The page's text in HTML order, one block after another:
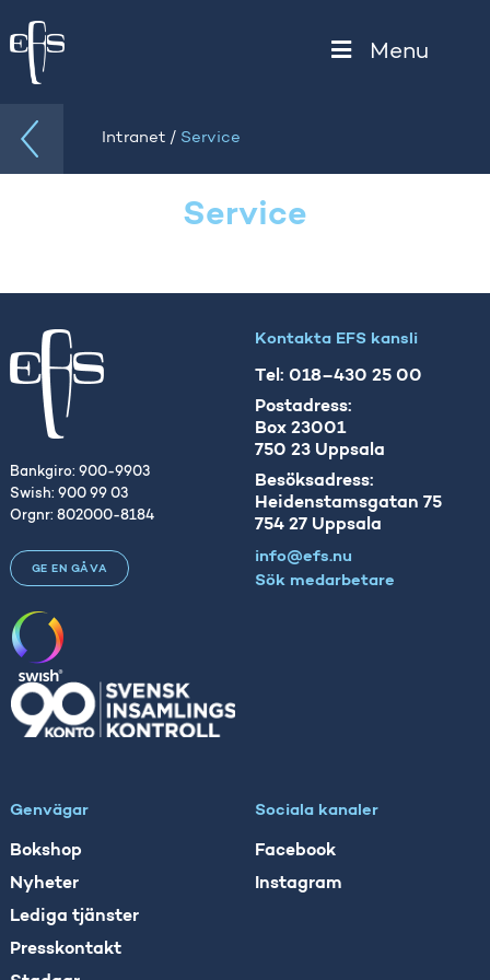
Menu
Intranet / Service
Service
Bankgiro: 900-9903
Swish: 900 99 03
Orgnr: 802000-8184
GE EN GÅVA
Kontakta EFS kansli
Tel: 018–430 25 00
Postadress:
Box 23001
750 23 Uppsala
Besöksadress:
Heidenstamsgatan 75
754 27 Uppsala
info@efs.nu
Sök medarbetare
Genvägar
Bokshop
Nyheter
Lediga tjänster
Presskontakt
Sociala kanaler
Facebook
Instagram